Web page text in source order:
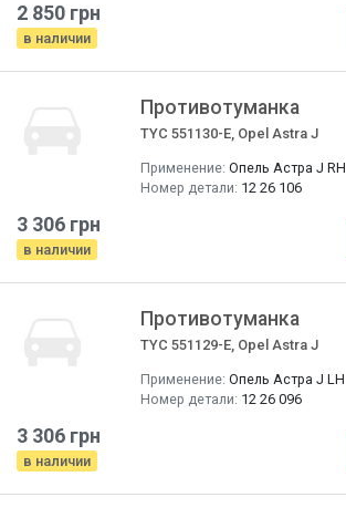
2 850 грн
в наличии
Противотуманка
TYC 551130-E, Opel Astra J
Применение: Опель Астра J RH
Номер детали: 12 26 106
3 306 грн
в наличии
Противотуманка
TYC 551129-E, Opel Astra J
Применение: Опель Астра J LH
Номер детали: 12 26 096
3 306 грн
в наличии